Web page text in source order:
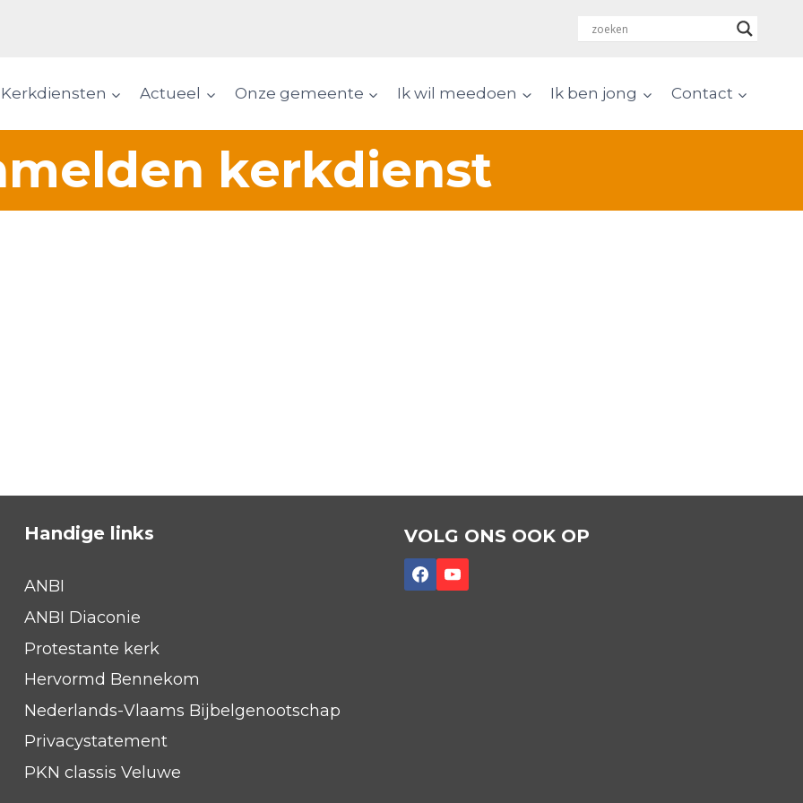
Kerkdiensten Actueel Onze gemeente Ik wil meedoen Ik ben jong Contact
kerkdienst
Handige links
ANBI
ANBI Diaconie
Protestante kerk
Hervormd Bennekom
Nederlands-Vlaams Bijbelgenootschap
Privacystatement
PKN classis Veluwe
VOLG ONS OOK OP